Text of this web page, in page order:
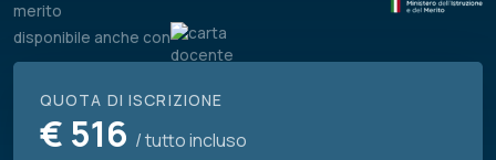
merito
disponibile anche con
QUOTA DI ISCRIZIONE
€ 516 / tutto incluso